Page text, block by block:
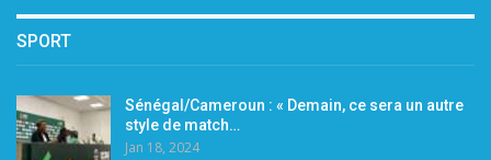
SPORT
Sénégal/Cameroun : « Demain, ce sera un autre
style de match…
Jan 18, 2024